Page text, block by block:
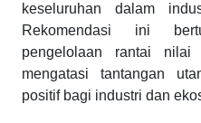
keseluruhan dalam
Rekomendasi ini
pengelolaan rantai nilai
mengatasi tantangan
positif bagi industri dan